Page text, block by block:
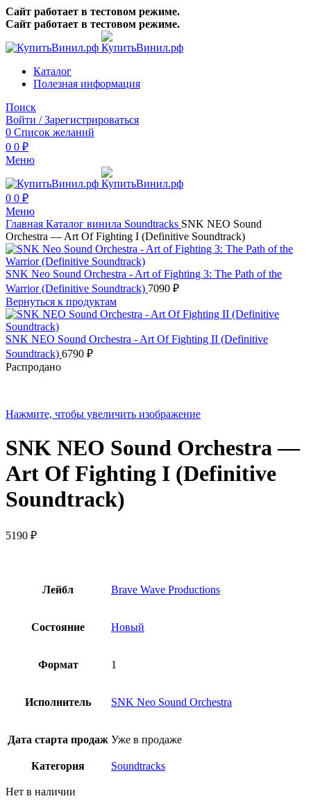
Сайт работает в тестовом режиме.
Сайт работает в тестовом режиме.
Каталог
Полезная информация
Поиск
Войти / Зарегистрироваться
0 Список желаний
0 0 ₽
Меню
0 0 ₽
Меню
Главная Каталог винила Soundtracks SNK NEO Sound
Orchestra — Art Of Fighting I (Definitive Soundtrack)
SNK Neo Sound Orchestra - Art of Fighting 3: The Path of the
Warrior (Definitive Soundtrack) 7090 ₽
Вернуться к продуктам
SNK NEO Sound Orchestra - Art Of Fighting II (Definitive
Soundtrack) 6790 ₽
Распродано
Нажмите, чтобы увеличить изображение
SNK NEO Sound Orchestra —
Art Of Fighting I (Definitive
Soundtrack)
5190 ₽
Лейбл Brave Wave Productions
Состояние Новый
Формат 1
Исполнитель SNK Neo Sound Orchestra
Дата старта продаж Уже в продаже
Категория Soundtracks
Нет в наличии